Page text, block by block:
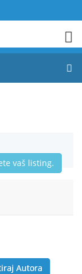
vaš listing.
Autora